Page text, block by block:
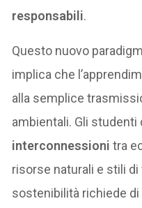
responsabili.
Questo nuovo
implica che
alla semplice
ambientali. Gli
interconnessioni tra
risorse naturali e stili di
sostenibilità richiede di